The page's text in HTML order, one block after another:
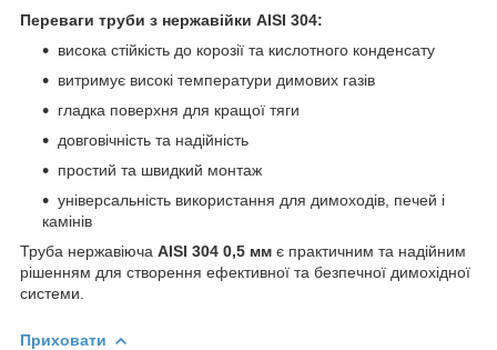
Переваги труби з нержавійки AISI 304:
висока стійкість до корозії та кислотного конденсату
витримує високі температури димових газів
гладка поверхня для кращої тяги
довговічність та надійність
простий та швидкий монтаж
універсальність використання для димоходів, печей і
камінів
Труба нержавіюча AISI 304 0,5 мм є практичним та надійним
рішенням для створення ефективної та безпечної димохідної
системи.
Приховати